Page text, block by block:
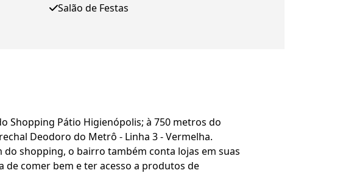
Salão de Festas
Shopping Pátio Higienópolis; à 750 metros do
Deodoro do Metrô - Linha 3 - Vermelha.
shopping, o bairro também conta lojas em suas
de comer bem e ter acesso a produtos de